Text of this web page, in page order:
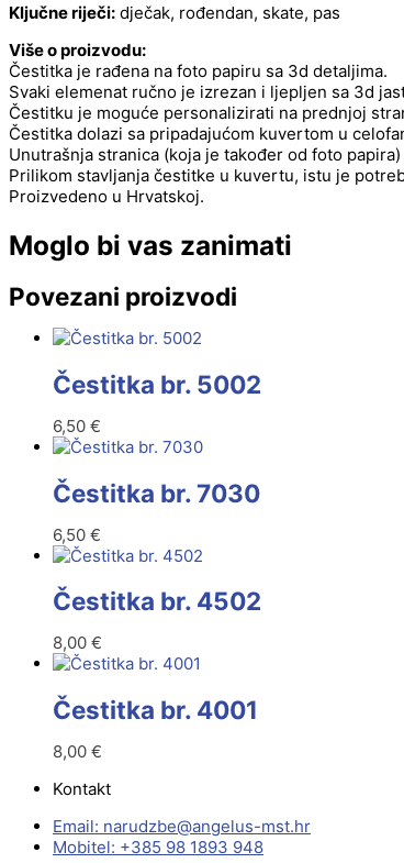
Ključne riječi: dječak, rođendan, skate, pas
Više o proizvodu:
Čestitka je rađena na foto papiru sa 3d detaljima.
Svaki elemenat ručno je izrezan i ljepljen sa 3d
Čestitku je moguće personalizirati na prednjoj
Čestitka dolazi sa pripadajućom kuvertom u
Unutrašnja stranica (koja je također od foto
Prilikom stavljanja čestitke u kuvertu, istu je
Proizvedeno u Hrvatskoj.
Moglo bi vas zanimati
Povezani proizvodi
Čestitka br. 5002
6,50 €
Čestitka br. 7030
6,50 €
Čestitka br. 4502
8,00 €
Čestitka br. 4001
8,00 €
Kontakt
Email:
rh.tsm-sulegna
@ebzduran
Mobitel: +385 98 1893 948